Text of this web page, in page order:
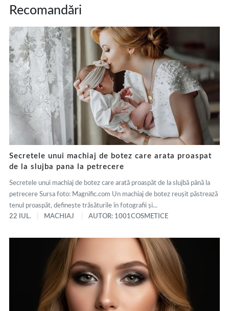
Recomandări
Secretele unui machiaj de botez care arata proaspat
de la slujba pana la petrecere
Secretele unui machiaj de botez care arată proaspăt de la slujbă până la
petrecere Sursa foto: Magnific.com Un machiaj de botez reușit păstrează
tenul proaspăt, definește trăsăturile în fotografii și...
22 IUL.
MACHIAJ AUTOR: 1001COSMETICE